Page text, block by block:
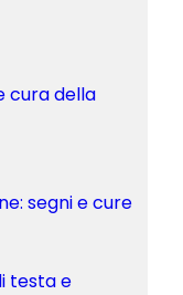
cura della
segni e cure
testa e